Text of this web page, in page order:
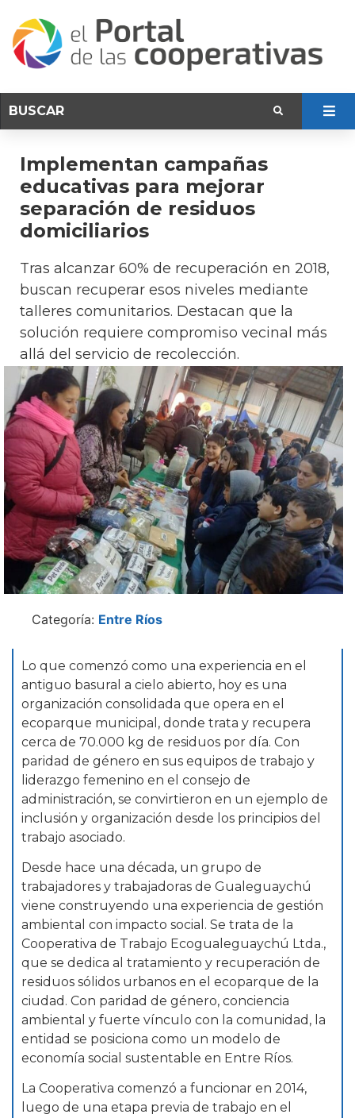
Implementan campañas
educativas para mejorar
separación de residuos
domiciliarios
Tras alcanzar 60% de recuperación en 2018,
buscan recuperar esos niveles mediante
talleres comunitarios. Destacan que la
solución requiere compromiso vecinal más
allá del servicio de recolección.
Categoría: Entre Ríos
Lo que comenzó como una experiencia en el
antiguo basural a cielo abierto, hoy es una
organización consolidada que opera en el
ecoparque municipal, donde trata y recupera
cerca de 70.000 kg de residuos por día. Con
paridad de género en sus equipos de trabajo y
liderazgo femenino en el consejo de
administración, se convirtieron en un ejemplo de
inclusión y organización desde los principios del
trabajo asociado.
Desde hace una década, un grupo de
trabajadores y trabajadoras de Gualeguaychú
viene construyendo una experiencia de gestión
ambiental con impacto social. Se trata de la
Cooperativa de Trabajo Ecogualeguaychú Ltda.,
que se dedica al tratamiento y recuperación de
residuos sólidos urbanos en el ecoparque de la
ciudad. Con paridad de género, conciencia
ambiental y fuerte vínculo con la comunidad, la
entidad se posiciona como un modelo de
economía social sustentable en Entre Ríos.
La Cooperativa comenzó a funcionar en 2014,
luego de una etapa previa de trabajo en el